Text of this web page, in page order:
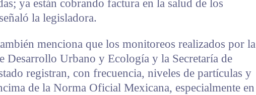
ya están cobrando factura en la salud de los
la legisladora.
menciona que los monitoreos realizados por la
Desarrollo Urbano y Ecología y la Secretaría de
registran, con frecuencia, niveles de partículas y
de la Norma Oficial Mexicana, especialmente en